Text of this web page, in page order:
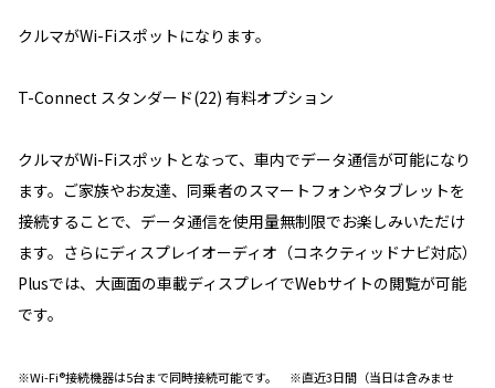
クルマがWi-Fiスポットになります。
T-Connect スタンダード(22) 有料オプション
クルマがWi-Fiスポットとなって、車内でデータ通信が可能になり
ます。ご家族やお友達、同乗者のスマートフォンやタブレットを
接続することで、データ通信を使用量無制限でお楽しみいただけ
ます。さらにディスプレイオーディオ（コネクティッドナビ対応）
Plusでは、大画面の車載ディスプレイでWebサイトの閲覧が可能
です。
※Wi-Fi®接続機器は5台まで同時接続可能です。 ※直近3日間（当日は含みませ